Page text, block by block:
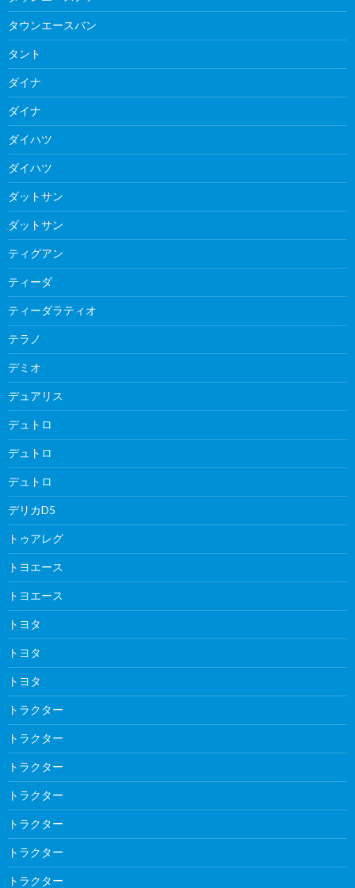
タウンエースバン
タント
ダイナ
ダイナ
ダイハツ
ダイハツ
ダットサン
ダットサン
ティグアン
ティーダ
ティーダラティオ
テラノ
デミオ
デュアリス
デュトロ
デュトロ
デュトロ
デリカD5
トゥアレグ
トヨエース
トヨエース
トヨタ
トヨタ
トヨタ
トラクター
トラクター
トラクター
トラクター
トラクター
トラクター
トラクター